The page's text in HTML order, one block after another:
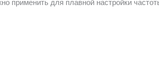
применить для плавной настройки